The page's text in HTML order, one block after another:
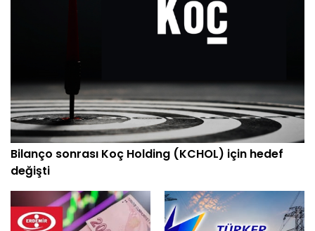
Bilanço sonrası Koç Holding (KCHOL) için hedef
değişti